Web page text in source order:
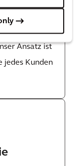
Lösung
Ansatz ist
jedes Kunden